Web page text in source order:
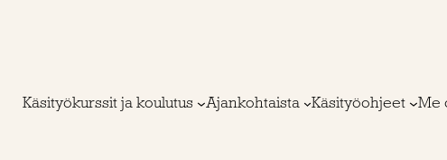
Käsityökurssit ja koulutus Ajankohtaista Käsityöohjeet Me